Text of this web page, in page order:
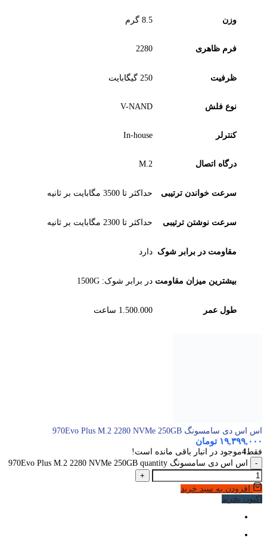
وزن 8.5 گرم
فرم ظاهری 2280
ظرفیت 250 گیگابایت
نوع فلش V-NAND
کنترلر In-house
درگاه اتصال M.2
سرعت خواندن ترتیبی حداکثر تا 3500 مگابایت بر ثانیه
سرعت نوشتن ترتیبی حداکثر تا 2300 مگابایت بر ثانیه
مقاومت در برابر شوک دارد
بیشترین میزان مقاومت در برابر شوک: 1500G
طول عمر 1.500.000 ساعت
اس اس دی سامسونگ 970Evo Plus M.2 2280 NVMe 250GB
۱۹,۳۹۹,۰۰۰ تومان
فقط4موجود در انبار باقی مانده است!
-
اس اس دی سامسونگ 970Evo Plus M.2 2280 NVMe 250GB quantity
+
افزودن به سبد خرید
اکنون بخرید